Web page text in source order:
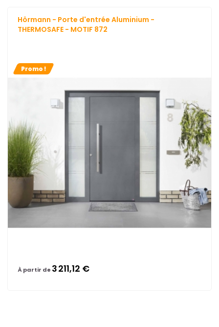
Hörmann - Porte d'entrée Aluminium -
THERMOSAFE - MOTIF 872
Promo !
À partir de 3 211,12 €